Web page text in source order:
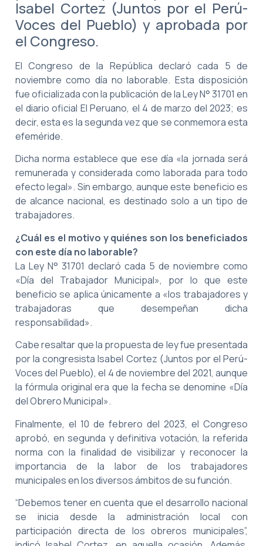
Isabel Cortez (Juntos por el Perú-
Voces del Pueblo) y aprobada por
el Congreso.
El Congreso de la República declaró cada 5 de
noviembre como día no laborable. Esta disposición
fue oficializada con la publicación de la Ley N° 31701 en
el diario oficial El Peruano, el 4 de marzo del 2023; es
decir, esta es la segunda vez que se conmemora esta
efeméride.
Dicha norma establece que ese día «la jornada será
remunerada y considerada como laborada para todo
efecto legal». Sin embargo, aunque este beneficio es
de alcance nacional, es destinado solo a un tipo de
trabajadores.
¿Cuál es el motivo y quiénes son los beneficiados
con este día no laborable?
La Ley N° 31701 declaró cada 5 de noviembre como
«Día del Trabajador Municipal», por lo que este
beneficio se aplica únicamente a «los trabajadores y
trabajadoras que desempeñan dicha
responsabilidad».
Cabe resaltar que la propuesta de ley fue presentada
por la congresista Isabel Cortez (Juntos por el Perú-
Voces del Pueblo), el 4 de noviembre del 2021, aunque
la fórmula original era que la fecha se denomine «Día
del Obrero Municipal».
Finalmente, el 10 de febrero del 2023, el Congreso
aprobó, en segunda y definitiva votación, la referida
norma con la finalidad de visibilizar y reconocer la
importancia de la labor de los trabajadores
municipales en los diversos ámbitos de su función.
“Debemos tener en cuenta que el desarrollo nacional
se inicia desde la administración local con
participación directa de los obreros municipales”,